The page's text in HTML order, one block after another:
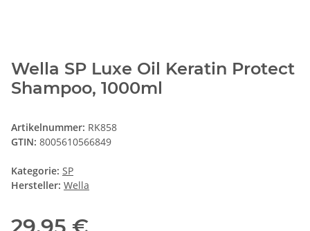
Wella SP Luxe Oil Keratin Protect
Shampoo, 1000ml
Artikelnummer: RK858
GTIN: 8005610566849
Kategorie: SP
Hersteller: Wella